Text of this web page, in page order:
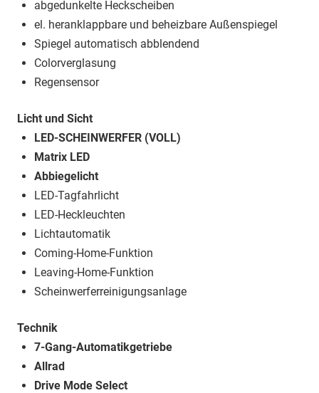
abgedunkelte Heckscheiben
el. heranklappbare und beheizbare Außenspiegel
Spiegel automatisch abblendend
Colorverglasung
Regensensor
Licht und Sicht
LED-SCHEINWERFER (VOLL)
Matrix LED
Abbiegelicht
LED-Tagfahrlicht
LED-Heckleuchten
Lichtautomatik
Coming-Home-Funktion
Leaving-Home-Funktion
Scheinwerferreinigungsanlage
Technik
7-Gang-Automatikgetriebe
Allrad
Drive Mode Select